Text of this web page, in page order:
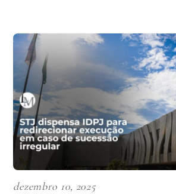
dezembro 10, 2025